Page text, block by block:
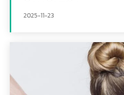
2025-11-23